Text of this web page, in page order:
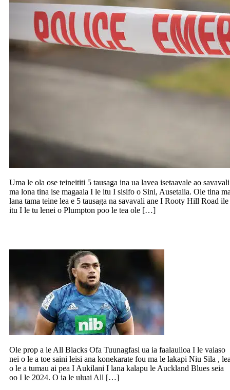
Uma le ola ose teineititi 5 tausaga ina ua lavea isetaavale ao savavali
ma lona tina ise magaala I le itu I sisifo o Sini, Ausetalia. Ole tina
lana tama teine lea e 5 tausaga na savavali ane I Rooty Hill Road ile
itu I le tu lenei o Plumpton poo le tea ole […]
Ole prop a le All Blacks Ofa Tuunagfasi ua ia faalauiloa I le vaiaso
nei o le a toe saini leisi ana konekarate fou ma le lakapi Niu Sila ,
o le a tumau ai pea I Aukilani I lana kalapu le Auckland Blues seia
oo I le 2024. O ia le uluai All […]